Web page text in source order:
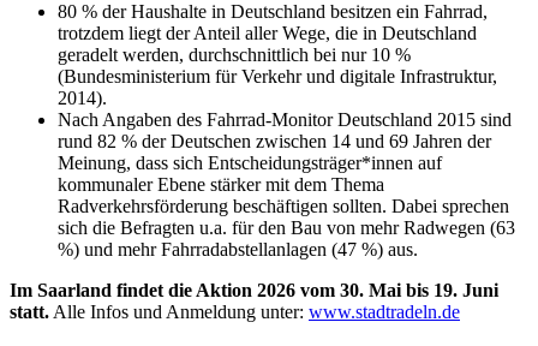
80 % der Haushalte in Deutschland besitzen ein Fahrrad,
trotzdem liegt der Anteil aller Wege, die in Deutschland
geradelt werden, durchschnittlich bei nur 10 %
(Bundesministerium für Verkehr und digitale Infrastruktur,
2014).
Nach Angaben des Fahrrad-Monitor Deutschland 2015 sind
rund 82 % der Deutschen zwischen 14 und 69 Jahren der
Meinung, dass sich Entscheidungsträger*innen auf
kommunaler Ebene stärker mit dem Thema
Radverkehrsförderung beschäftigen sollten. Dabei sprechen
sich die Befragten u.a. für den Bau von mehr Radwegen (63
%) und mehr Fahrradabstellanlagen (47 %) aus.
Im Saarland findet die Aktion 2026 vom 30. Mai bis 19. Juni
statt. Alle Infos und Anmeldung unter: www.stadtradeln.de